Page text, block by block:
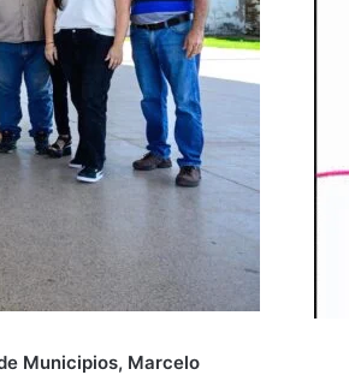
Municipios, Marcelo